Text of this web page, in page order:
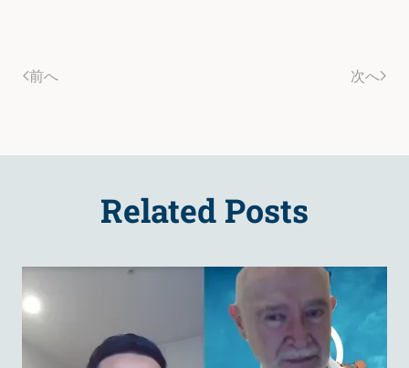
前へ 次へ
Related Posts